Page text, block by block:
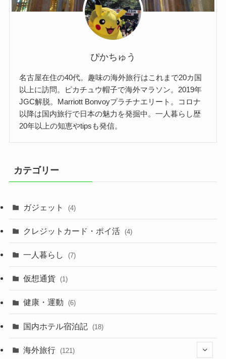
ぴかちゅう
名古屋在住の40代。趣味の海外旅行はこれまで20カ国
以上に訪問。ピカチュウ帽子で海外マラソン。2019年
JGC解脱。Marriott Bonvoyプラチナエリート。コロナ
以降は国内旅行で日本の魅力を発掘中。一人暮らし歴
20年以上の知恵やtipsも発信。
カテゴリー
ガジェット (4)
クレジットカード・ポイ活 (4)
一人暮らし (7)
仮想通貨 (1)
健康・運動 (6)
国内ホテル宿泊記 (18)
海外旅行 (121)